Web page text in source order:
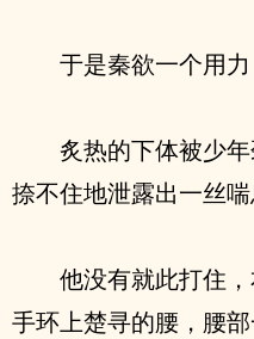
于是秦欲一个用力
炙热的下体被少
捺不住地泄露出一丝喘
他没有就此打住
手环上楚寻的腰，腰